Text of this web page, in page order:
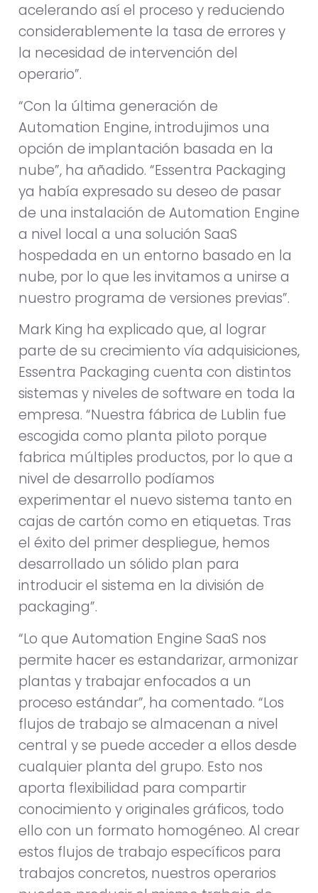
acelerando así el proceso y reduciendo
considerablemente la tasa de errores y
la necesidad de intervención del
operario”.
“Con la última generación de
Automation Engine, introdujimos una
opción de implantación basada en la
nube”, ha añadido. “Essentra Packaging
ya había expresado su deseo de pasar
de una instalación de Automation Engine
a nivel local a una solución SaaS
hospedada en un entorno basado en la
nube, por lo que les invitamos a unirse a
nuestro programa de versiones previas”.
Mark King ha explicado que, al lograr
parte de su crecimiento vía adquisiciones,
Essentra Packaging cuenta con distintos
sistemas y niveles de software en toda la
empresa. “Nuestra fábrica de Lublin fue
escogida como planta piloto porque
fabrica múltiples productos, por lo que a
nivel de desarrollo podíamos
experimentar el nuevo sistema tanto en
cajas de cartón como en etiquetas. Tras
el éxito del primer despliegue, hemos
desarrollado un sólido plan para
introducir el sistema en la división de
packaging”.
“Lo que Automation Engine SaaS nos
permite hacer es estandarizar, armonizar
plantas y trabajar enfocados a un
proceso estándar”, ha comentado. “Los
flujos de trabajo se almacenan a nivel
central y se puede acceder a ellos desde
cualquier planta del grupo. Esto nos
aporta flexibilidad para compartir
conocimiento y originales gráficos, todo
ello con un formato homogéneo. Al crear
estos flujos de trabajo específicos para
trabajos concretos, nuestros operarios